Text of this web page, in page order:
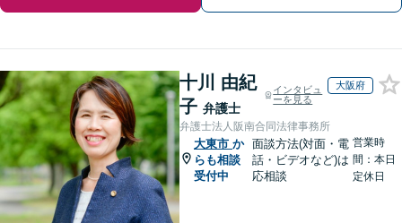
十川 由紀
子 弁護士
インタビュ
ーを見る
大阪府
弁護士法人阪南合同法律事務所
大東市 か
らも相談
受付中
面談方法(対面・電
話・ビデオなど)は
応相談
営業時
間：本日
定休日